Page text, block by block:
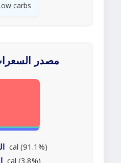
carbs
مصدر
432 cal (91.1%)
18 cal (3.8%)